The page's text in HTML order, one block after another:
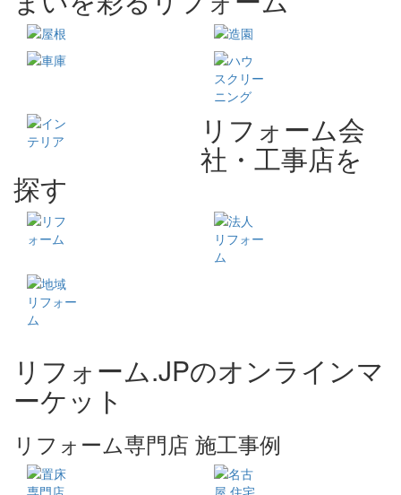
リフォーム会
社・工事店を
探す
リフォーム.JPのオンラインマ
ーケット
リフォーム専門店 施工事例